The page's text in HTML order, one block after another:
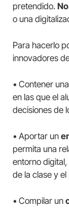
pretendido.
o una
Para hacerlo
innovadores
• Contener
en las que el
decisiones de
• Aportar un
permita una
entorno
de la clase y
• Compilar un